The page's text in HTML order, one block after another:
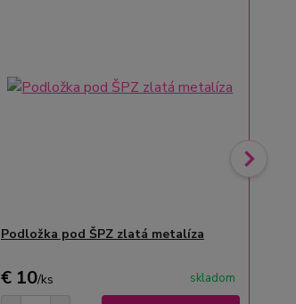
Podložka pod ŠPZ zlatá metalíza
€ 10/ks skladom